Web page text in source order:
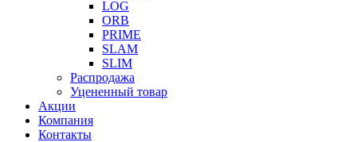
LOG
ORB
PRIME
SLAM
SLIM
Распродажа
Уцененный товар
Акции
Компания
Контакты